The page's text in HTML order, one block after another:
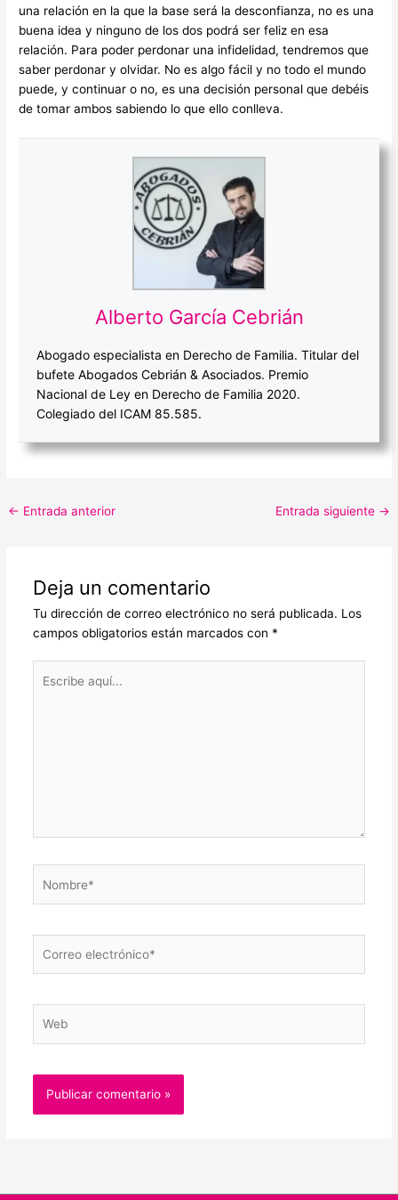
una relación en la que la base será la desconfianza, no es una
buena idea y ninguno de los dos podrá ser feliz en esa
relación. Para poder perdonar una infidelidad, tendremos que
saber perdonar y olvidar. No es algo fácil y no todo el mundo
puede, y continuar o no, es una decisión personal que debéis
de tomar ambos sabiendo lo que ello conlleva.
Alberto García Cebrián
Abogado especialista en Derecho de Familia. Titular del
bufete Abogados Cebrián & Asociados. Premio
Nacional de Ley en Derecho de Familia 2020.
Colegiado del ICAM 85.585.
← Entrada anterior Entrada siguiente →
Deja un comentario
Tu dirección de correo electrónico no será publicada. Los
campos obligatorios están marcados con *
aquí...
electrónico*